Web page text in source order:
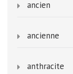
ancien
ancienne
anthracite